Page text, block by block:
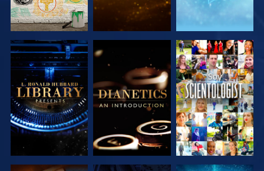
EXPLORA LAS
SERIES
EXPLORA LAS
SERIES
VE